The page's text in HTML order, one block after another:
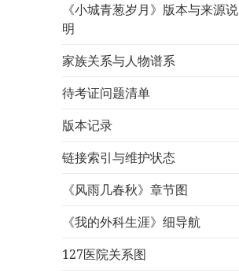
《小城青葱岁月》版本与来源说
明
家族关系与人物谱系
待考证问题清单
版本记录
链接索引与维护状态
《风雨几春秋》章节图
《我的外科生涯》细导航
127医院关系图